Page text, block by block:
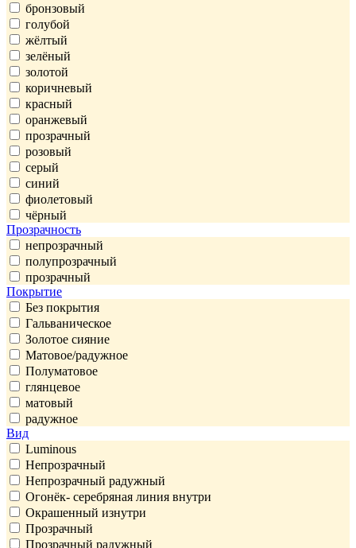
бронзовый
голубой
жёлтый
зелёный
золотой
коричневый
красный
оранжевый
прозрачный
розовый
серый
синий
фиолетовый
чёрный
Прозрачность
непрозрачный
полупрозрачный
прозрачный
Покрытие
Без покрытия
Гальваническое
Золотое сияние
Матовое/радужное
Полуматовое
глянцевое
матовый
радужное
Вид
Luminous
Непрозрачный
Непрозрачный радужный
Огонёк- серебряная линия внутри
Окрашенный изнутри
Прозрачный
Прозрачный радужный